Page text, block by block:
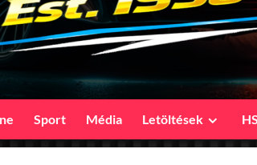
Sport Média Letöltések